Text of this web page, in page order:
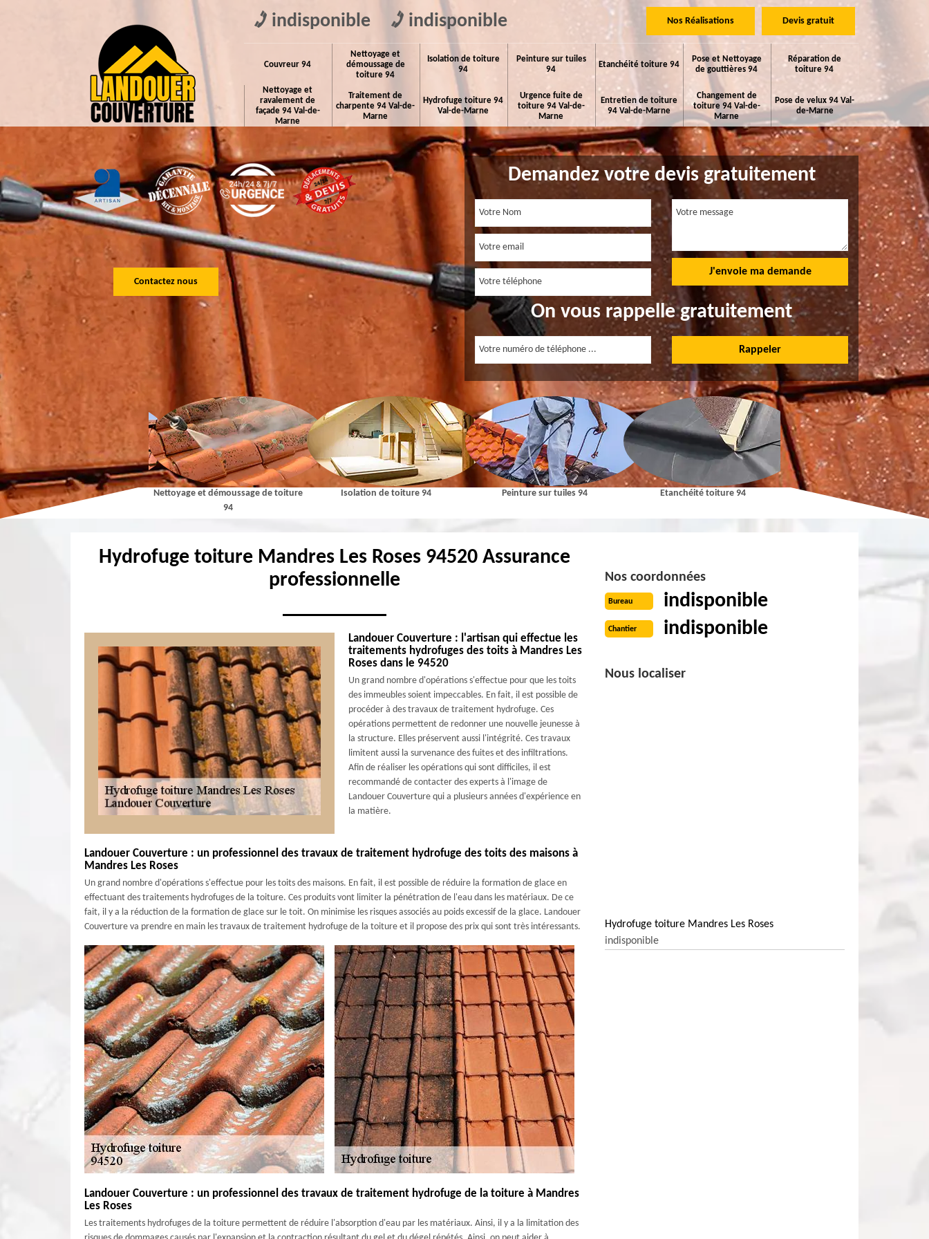
indisponible indisponible Nos Réalisations Devis gratuit
Couvreur 94
Nettoyage et
démoussage de
toiture 94
Isolation de toiture
94
Peinture sur tuiles
94
Etanchéité toiture 94
Pose et Nettoyage
de gouttières 94
Réparation de
toiture 94
Nettoyage et
ravalement de
façade 94 Val-de-
Marne
Traitement de
charpente 94 Val-de-
Marne
Hydrofuge toiture 94
Val-de-Marne
Urgence fuite de
toiture 94 Val-de-
Marne
Entretien de toiture
94 Val-de-Marne
Changement de
toiture 94 Val-de-
Marne
Pose de velux 94 Val-
de-Marne
Contactez nous
Demandez votre devis gratuitement
On vous rappelle gratuitement
Couvreur 94
Nettoyage et démoussage de toiture
94
Isolation de toiture 94 Peinture sur tuiles 94 Etanchéité toiture 94 Pose et Nettoyage de gouttières
Hydrofuge toiture Mandres Les Roses 94520 Assurance
professionnelle
Landouer Couverture : l'artisan qui effectue les
traitements hydrofuges des toits à Mandres Les
Roses dans le 94520
Un grand nombre d'opérations s'effectue pour que les toits
des immeubles soient impeccables. En fait, il est possible de
procéder à des travaux de traitement hydrofuge. Ces
opérations permettent de redonner une nouvelle jeunesse à
la structure. Elles préservent aussi l'intégrité. Ces travaux
limitent aussi la survenance des fuites et des infiltrations.
Afin de réaliser les opérations qui sont difficiles, il est
recommandé de contacter des experts à l'image de
Landouer Couverture qui a plusieurs années d'expérience en
la matière.
Landouer Couverture : un professionnel des travaux de traitement hydrofuge des toits des maisons à
Mandres Les Roses
Un grand nombre d'opérations s'effectue pour les toits des maisons. En fait, il est possible de réduire la formation de glace en
effectuant des traitements hydrofuges de la toiture. Ces produits vont limiter la pénétration de l'eau dans les matériaux. De ce
fait, il y a la réduction de la formation de glace sur le toit. On minimise les risques associés au poids excessif de la glace. Landouer
Couverture va prendre en main les travaux de traitement hydrofuge de la toiture et il propose des prix qui sont très intéressants.
Landouer Couverture : un professionnel des travaux de traitement hydrofuge de la toiture à Mandres
Les Roses
Les traitements hydrofuges de la toiture permettent de réduire l'absorption d'eau par les matériaux. Ainsi, il y a la limitation des
Nos coordonnées
Bureau indisponible
Chantier indisponible
Nous localiser
Hydrofuge toiture Mandres Les Roses
indisponible